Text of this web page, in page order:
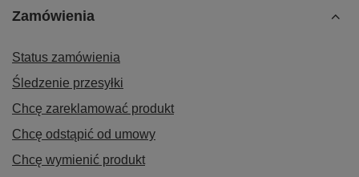
Zamówienia
Status zamówienia
Śledzenie przesyłki
Chcę zareklamować produkt
Chcę odstąpić od umowy
Chcę wymienić produkt